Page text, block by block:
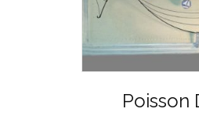
Poisson